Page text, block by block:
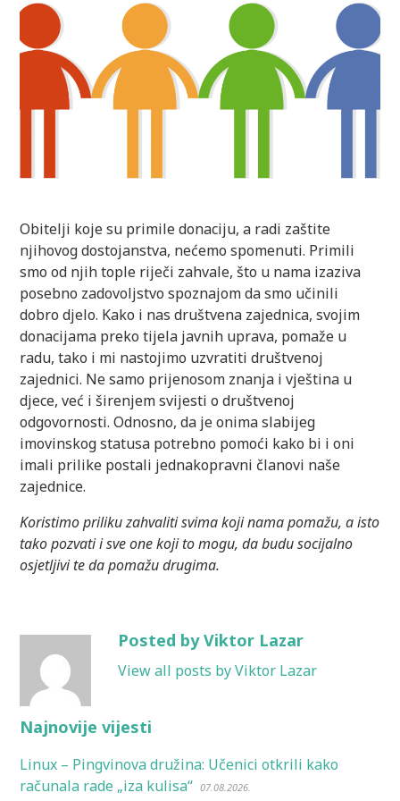
Obitelji koje su primile donaciju, a radi zaštite
njihovog dostojanstva, nećemo spomenuti. Primili
smo od njih tople riječi zahvale, što u nama izaziva
posebno zadovoljstvo spoznajom da smo učinili
dobro djelo. Kako i nas društvena zajednica, svojim
donacijama preko tijela javnih uprava, pomaže u
radu, tako i mi nastojimo uzvratiti društvenoj
zajednici. Ne samo prijenosom znanja i vještina u
djece, već i širenjem svijesti o društvenoj
odgovornosti. Odnosno, da je onima slabijeg
imovinskog statusa potrebno pomoći kako bi i oni
imali prilike postali jednakopravni članovi naše
zajednice.
Koristimo priliku zahvaliti svima koji nama pomažu, a isto
tako pozvati i sve one koji to mogu, da budu socijalno
osjetljivi te da pomažu drugima.
Posted by Viktor Lazar
View all posts by Viktor Lazar
Najnovije vijesti
Linux – Pingvinova družina: Učenici otkrili kako
računala rade „iza kulisa“ 07.08.2026.